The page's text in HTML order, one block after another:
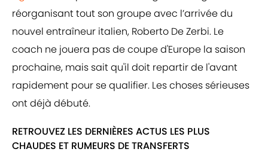
réorganisant tout son groupe avec l’arrivée du
nouvel entraîneur italien, Roberto De Zerbi. Le
coach ne jouera pas de coupe d'Europe la saison
prochaine, mais sait qu'il doit repartir de l'avant
rapidement pour se qualifier. Les choses sérieuses
ont déjà débuté.
RETROUVEZ LES DERNIÈRES ACTUS LES PLUS
CHAUDES ET RUMEURS DE TRANSFERTS